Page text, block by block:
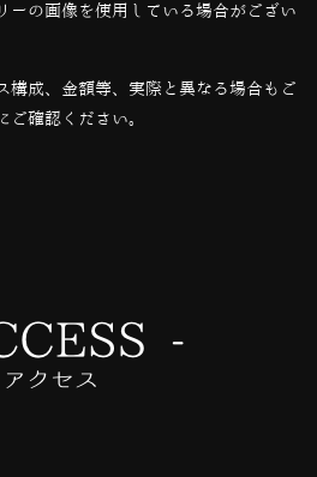
の画像を使用している場合がござい
成、金額等、実際と異なる場合もご
ご確認ください。